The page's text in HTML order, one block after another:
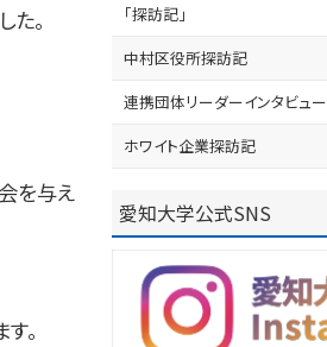
。
を与え
。
「探訪記」
中村区役所探訪記
連携団体リーダーインタビュー
ホワイト企業探訪記
愛知大学公式SNS